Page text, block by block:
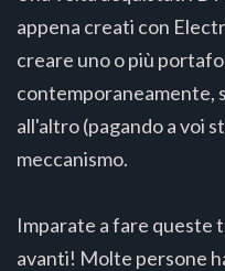
appena creati con
creare uno o più
contemporaneamente,
all'altro (pagando a voi
meccanismo.
Imparate a fare queste
avanti! Molte persone